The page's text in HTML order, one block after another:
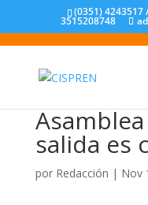
(0351)
3515208748
salida es
por Redacción | Nov